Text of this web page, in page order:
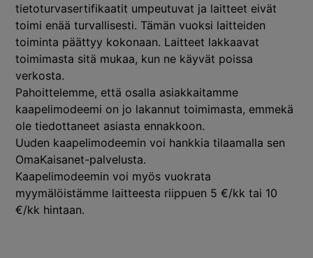
tietoturvasertifikaatit umpeutuvat ja laitteet eivät
toimi enää turvallisesti. Tämän vuoksi laitteiden
toiminta päättyy kokonaan. Laitteet lakkaavat
toimimasta sitä mukaa, kun ne käyvät poissa
verkosta.
Pahoittelemme, että osalla asiakkaitamme
kaapelimodeemi on jo lakannut toimimasta, emmekä
ole tiedottaneet asiasta ennakkoon.
Uuden kaapelimodeemin voi hankkia tilaamalla sen
OmaKaisanet-palvelusta.
Kaapelimodeemin voi myös vuokrata
myymälöistämme laitteesta riippuen 5 €/kk tai 10
€/kk hintaan.